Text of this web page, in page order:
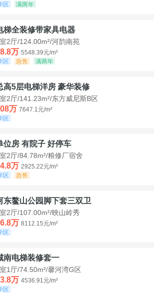
区
满两年
梯全装修带家具电器
2厅/124.00m²/河韵南苑
万 5548.39元/m²
区
急售 满两年
高5层电梯洋房 豪华装修
2厅/141.23m²/东方威尼斯B区
万 7647.1元/m²
区
位房 有院子 好停车
2厅/84.78m²/粮修厂宿舍
万 2925.22元/m²
区
急售
东鳌山公园脚下套三双卫
2厅/107.00m²/映山岭秀
万 8112.15元/m²
区
南电梯装修套一
1厅/74.50m²/馨河湾G区
万 4536.91元/m²
区